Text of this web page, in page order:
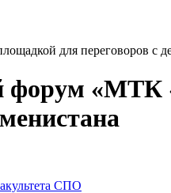
для переговоров с
«МТК
СПО